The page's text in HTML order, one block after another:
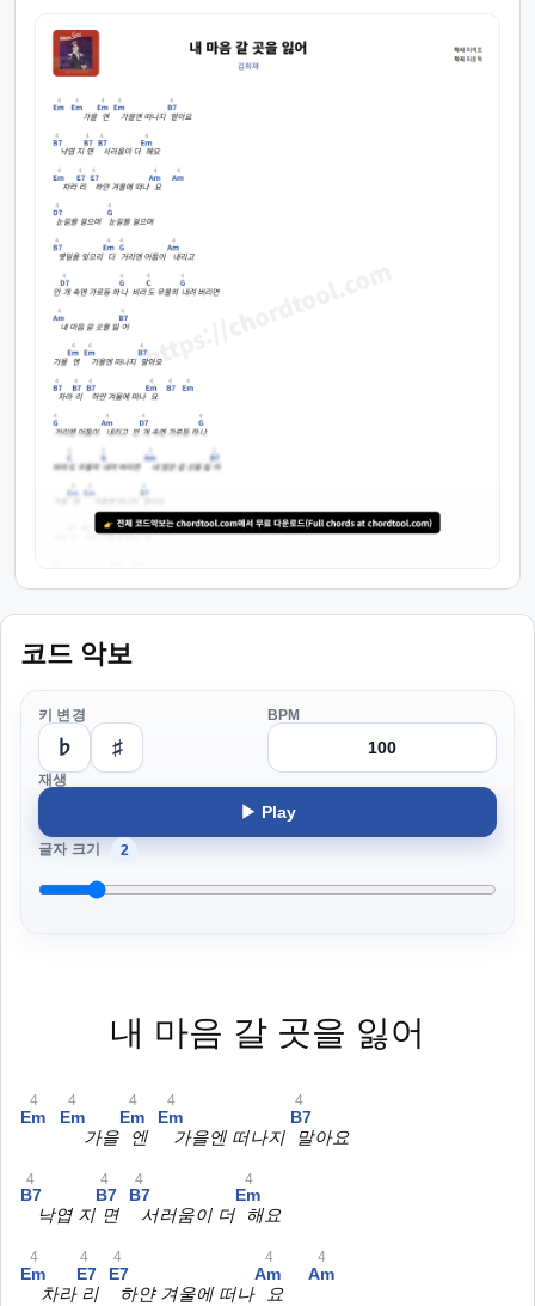
코드 악보
키 변경
♭ ♯
BPM
재생
▶ Play
글자 크기 2
내 마음 갈 곳을 잃어
Em
4
Em
4
가을
Em
4
엔
Em
4
가을엔 떠나지
B7
4
말아요
B7
4
낙엽 지
B7
4
면
B7
4
서러움이 더
Em
4
해요
Em
4
차라
E7
4
리
E7
4
하얀 겨울에 떠나
Am
4
요
Am
4